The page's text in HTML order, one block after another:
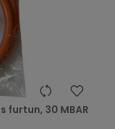
furtun, 30 MBAR